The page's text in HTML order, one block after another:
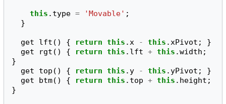
this . type = 'Movable' ;
}
get lft () { return this .x - this .xPivot ;
}
get
rgt () { return this . lft + this .width ;
}
get
top () { return this . y - this . yPivot ;
}
get
btm() { return this . top + this . height ;
}